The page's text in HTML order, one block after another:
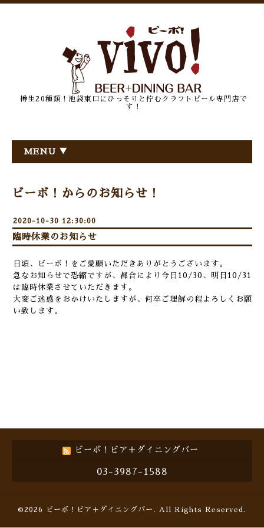
樽生20種類！池袋東口にひっそりと佇むクラフトビール専門店で
す！
MENU ▼
ビーボ！からのお知らせ！
2020-10-30 12:30:00
臨時休業のお知らせ
日頃、ビーボ！をご愛顧いただきありがとうございます。
急なお知らせで恐縮ですが、都合により今日10/30、明日10/31
は臨時休業させていただきます。
大変ご迷惑をおかけいたしますが、何卒ご理解の程よろしくお願
い致します。
ビーボ！ビア＋ダイニングバー
03-3987-1588
©2026 ビーボ！ビア＋ダイニングバー . All Rights Reserved.